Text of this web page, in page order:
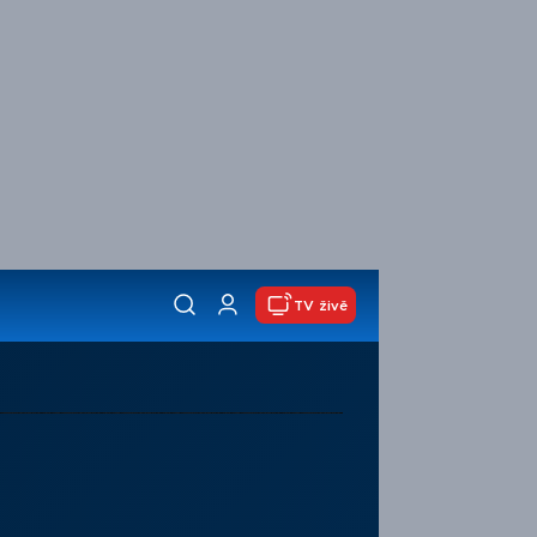
TV živě